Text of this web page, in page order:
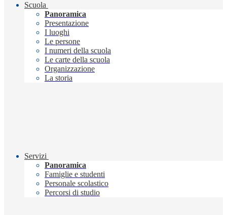
Scuola
Panoramica
Presentazione
I luoghi
Le persone
I numeri della scuola
Le carte della scuola
Organizzazione
La storia
Servizi
Panoramica
Famiglie e studenti
Personale scolastico
Percorsi di studio